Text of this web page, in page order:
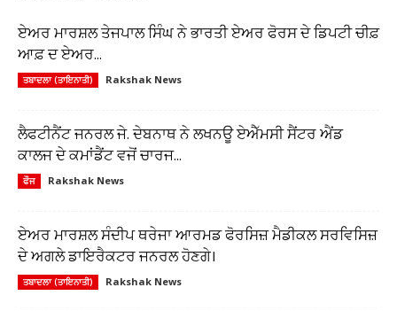
ਏਅਰ ਮਾਰਸ਼ਲ ਤੇਜਪਾਲ ਸਿੰਘ ਨੇ ਭਾਰਤੀ ਏਅਰ ਫੋਰਸ ਦੇ ਡਿਪਟੀ ਚੀਫ਼
ਆਫ਼ ਦ ਏਅਰ...
ਤਬਾਦਲਾ (ਤਾਇਨਾਤੀ) Rakshak News
ਲੈਫਟੀਨੈਂਟ ਜਨਰਲ ਜੇ. ਦੇਬਨਾਥ ਨੇ ਲਖਨਊ ਏਐੱਮਸੀ ਸੈਂਟਰ ਐਂਡ
ਕਾਲਜ ਦੇ ਕਮਾਂਡੈਂਟ ਵਜੋਂ ਚਾਰਜ...
ਫੌਜ Rakshak News
ਏਅਰ ਮਾਰਸ਼ਲ ਸੰਦੀਪ ਥਰੇਜਾ ਆਰਮਡ ਫੋਰਸਿਜ਼ ਮੈਡੀਕਲ ਸਰਵਿਸਿਜ਼
ਦੇ ਅਗਲੇ ਡਾਇਰੈਕਟਰ ਜਨਰਲ ਹੋਣਗੇ।
ਤਬਾਦਲਾ (ਤਾਇਨਾਤੀ) Rakshak News